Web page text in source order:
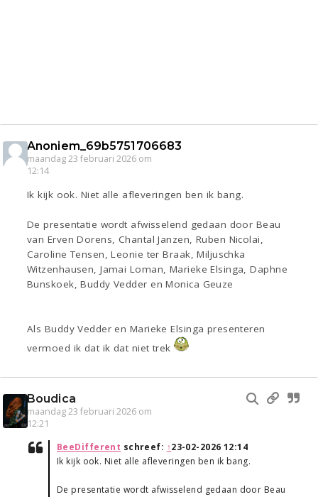
Anoniem_69b5751706683
maandag 23 februari 2026 om
12:14
Ik kijk ook. Niet alle afleveringen ben ik bang.
De presentatie wordt afwisselend gedaan door Beau
van Erven Dorens, Chantal Janzen, Ruben Nicolai,
Caroline Tensen, Leonie ter Braak, Miljuschka
Witzenhausen, Jamai Loman, Marieke Elsinga, Daphne
Bunskoek, Buddy Vedder en Monica Geuze
Als Buddy Vedder en Marieke Elsinga presenteren
vermoed ik dat ik dat niet trek
Boudica
maandag 23 februari 2026 om
12:21
BeeDifferent schreef: ↑23-02-2026 12:14
Ik kijk ook. Niet alle afleveringen ben ik bang.
De presentatie wordt afwisselend gedaan door Beau